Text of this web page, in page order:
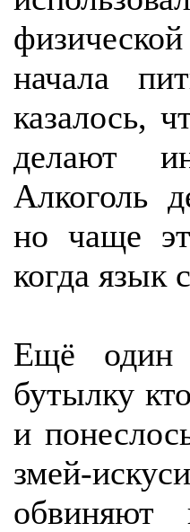
начала
казалось,
делают
Алкоголь
но чаще
когда язык
Ещё один
бутылку
и
змей-